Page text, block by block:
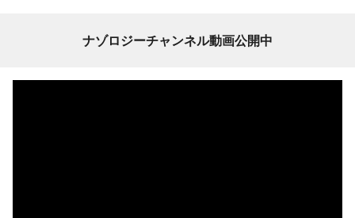
ナゾロジーチャンネル動画公開中